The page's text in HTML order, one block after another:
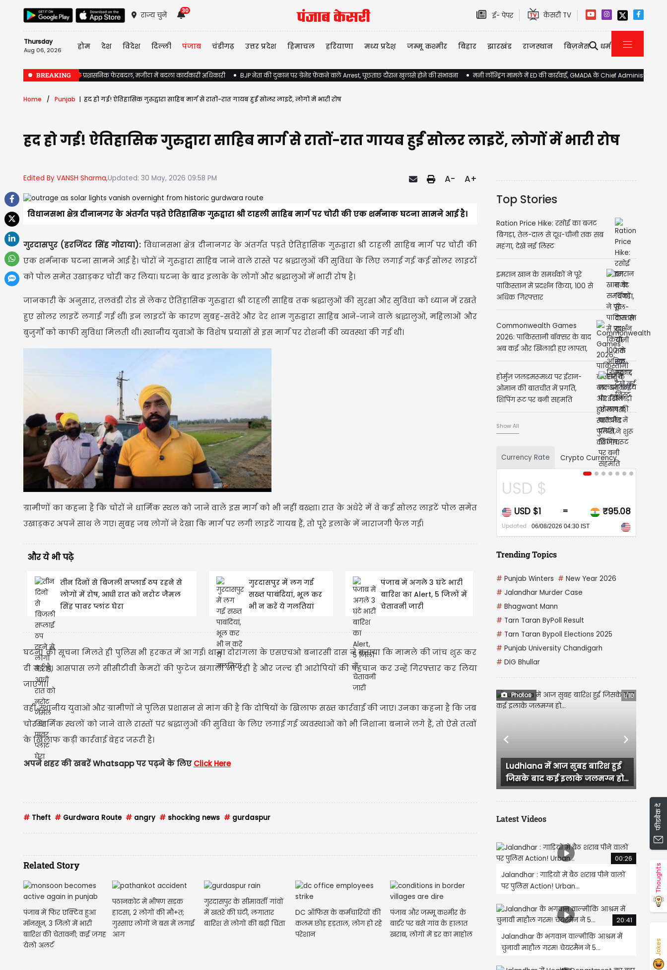
राज्य चुनें
30
ई- पेपर केसरी TV
Thursday
Aug 06, 2026 होम देश विदेश दिल्ली पंजाब चंडीगढ़ उत्तर प्रदेश हिमाचल हरियाणा मध्य प्रदेश़ जम्मू कश्मीर बिहार झारखंड राजस्थान बिज़नेस धर्म
BREAKING
पंजाब में चुनावों से पहले प्रशासनिक फेरबदल, मजीठा में बदला कार्यकारी अधिकारी BJP नेता की दुकान पर ग्रेनेड फेंकने वाले Arrest, पूछताछ दौरान खुलासे होने की संभावना मनी लॉन्ड्रिंग मामले में ED की कार्रवाई, GMADA के Chief Administrator
Home Punjab हद हो गई! ऐतिहासिक गुरुद्वारा साहिब मार्ग से रातों-रात गायब हुईं सोलर लाइटें, लोगों में भारी रोष
हद हो गई! ऐतिहासिक गुरुद्वारा साहिब मार्ग से रातों-रात गायब हुईं सोलर लाइटें, लोगों में भारी रोष
Edited By VANSH Sharma,Updated: 30 May, 2026 09:58 PM A- A+
विधानसभा क्षेत्र दीनानगर के अंतर्गत पड़ते ऐतिहासिक गुरुद्वारा श्री टाहली साहिब मार्ग पर चोरी की एक शर्मनाक घटना सामने आई है।
गुरदासपुर (हरजिंदर सिंह गोराया): विधानसभा क्षेत्र दीनानगर के अंतर्गत पड़ते ऐतिहासिक गुरुद्वारा श्री टाहली साहिब मार्ग पर चोरी की
एक शर्मनाक घटना सामने आई है। चोरों ने गुरुद्वारा साहिब जाने वाले रास्ते पर श्रद्धालुओं की सुविधा के लिए लगाई गई कई सोलर लाइटों
को पोल समेत उखाड़कर चोरी कर लिया। घटना के बाद इलाके के लोगों और श्रद्धालुओं में भारी रोष है।
जानकारी के अनुसार, तलवंडी रोड से लेकर ऐतिहासिक गुरुद्वारा श्री टाहली साहिब तक श्रद्धालुओं की सुरक्षा और सुविधा को ध्यान में रखते
हुए सोलर लाइटें लगाई गई थीं। इन लाइटों के कारण सुबह-सवेरे और देर शाम गुरुद्वारा साहिब आने-जाने वाले श्रद्धालुओं, महिलाओं और
बुजुर्गों को काफी सुविधा मिलती थी। स्थानीय युवाओं के विशेष प्रयासों से इस मार्ग पर रोशनी की व्यवस्था की गई थी।
ग्रामीणों का कहना है कि चोरों ने धार्मिक स्थल को जाने वाले इस मार्ग को भी नहीं बख्शा। रात के अंधेरे में वे कई सोलर लाइटें पोल समेत
उखाड़कर अपने साथ ले गए। सुबह जब लोगों ने देखा कि मार्ग पर लगी लाइटें गायब हैं, तो पूरे इलाके में नाराजगी फैल गई।
और ये भी पढ़े
तीन दिनों से बिजली सप्लाई ठप रहने से
लोगों में रोष, आधी रात को नरोट जैमल
सिंह पावर प्लांट घेरा
गुरदासपुर में लग गई
सख्त पाबंदियां, भूल कर
भी न करें ये गलतियां
पंजाब में अगले 3 घंटे भारी
बारिश का Alert, 5 जिलों में
चेतावनी जारी
घटना की सूचना मिलते ही पुलिस भी हरकत में आ गई। थाना दोरांगला के एसएचओ बनारसी दास ने बताया कि मामले की जांच शुरू कर
दी गई है। आसपास लगे सीसीटीवी कैमरों की फुटेज खंगाली जा रही है और जल्द ही आरोपियों की पहचान कर उन्हें गिरफ्तार कर लिया
जाएगा।
वहीं, स्थानीय युवाओं और ग्रामीणों ने पुलिस प्रशासन से मांग की है कि दोषियों के खिलाफ सख्त कार्रवाई की जाए। उनका कहना है कि जब
चोर धार्मिक स्थलों को जाने वाले रास्तों पर श्रद्धालुओं की सुविधा के लिए लगाई गई व्यवस्थाओं को भी निशाना बनाने लगे हैं, तो ऐसे तत्वों
के खिलाफ कड़ी कार्रवाई बेहद जरूरी है।
अपने शहर की खबरें Whatsapp पर पढ़ने के लिएClick Here
# Theft # Gurdwara Route # angry # shocking news # gurdaspur
Related Story
पंजाब में फिर एक्टिव हुआ
मॉनसून, 3 जिलों में भारी
बारिश की चेतावनी; कई जगह
येलो अलर्ट
पठानकोट में भीषण सड़क
हादसा, 2 लोगों की मौ+त;
गुस्साए लोगों ने बस में लगाई
आग
गुरदासपुर के सीमावर्ती गांवों
में खतरे की घंटी, लगातार
बारिश से लोगों की बढ़ी चिंता
DC ऑफिस के कर्मचारियों की
कलम छोड़ हड़ताल, लोग हो रहे
परेशान
पंजाब और जम्मू कश्मीर के
बार्डर पर बसे गांव के हालात
खराब, लोगों में डर का माहोल
Top Stories
Ration Price Hike: रसोई का बजट
बिगड़ा, तेल-दाल से दूध-चीनी तक सब
महंगा, देखें नई लिस्ट
इमरान खान के समर्थकों ने पूरे
पाकिस्तान में प्रदर्शन किया, 100 से
अधिक गिरफ्तार
Commonwealth Games
2026: पाकिस्तानी बॉक्सर के बाद
अब कई और खिलाड़ी हुए लापता,
स्कॉटलैंड पुलिस ने शुरू की जांच
होर्मुज़ जलडमरूमध्य पर ईरान-
ओमान की बातचीत में प्रगति,
शिपिंग रूट पर बनी सहमति
Show All
Currency Rate Crypto Currency
USD $1 = ₹95.08
Updated
CAD $1 =
Updated 06/08/2026 04:30 IST
Trending Topics
# Punjab Winters # New Year 2026
# Jalandhar Murder Case
# Bhagwant Mann
# Tarn Taran ByPoll Result
# Tarn Taran Bypoll Elections 2025
# Punjab University Chandigarh
# DIG Bhullar
Photos 1/10
Ludhiana में आज सुबह बारिश हुई
जिसके बाद कई इलाके जलमग्न हो...
Ropar में यूथ कांग्रेस का हल्ला
कार्यकर्ताओं ने...
Previous Next
Latest Videos
00:26
Jalandhar : गाड़ियों में बैठ शराब पीने वालों
पर पुलिस Action! Urban...
20:41
Jalandhar के भगवान वाल्मीकि आश्रम में
चुनावी माहौल गरम! चेयरमैन ने 5...
फीडबैक दें
Thoughts
Jokes